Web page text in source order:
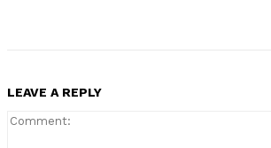
LEAVE A REPLY